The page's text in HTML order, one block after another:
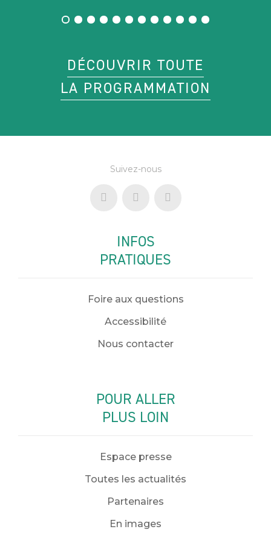
DÉCOUVRIR TOUTE
LA PROGRAMMATION
Suivez-nous
INFOS
PRATIQUES
Foire aux questions
Accessibilité
Nous contacter
POUR ALLER
PLUS LOIN
Espace presse
Toutes les actualités
Partenaires
En images